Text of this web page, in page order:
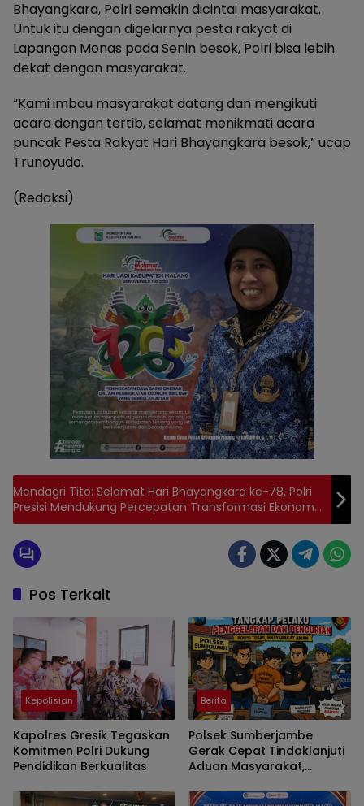
Bhayangkara, Polri semakin dicintai masyarakat.
Untuk itu dengan digelarnya pesta rakyat di
Lapangan Monas pada Senin besok, Polri bisa lebih
dekat dengan masyarakat.
“Kami imbau masyarakat datang dan mengikuti
acara dengan tertib, selamat menikmati acara
puncak Pesta Rakyat Hari Bhayangkara besok,” ucap
Trunoyudo.
(Redaksi)
Mendagri Tito: Selamat Hari Bhayangkara ke-78, Polri
Presisi Mendukung Percepatan Transformasi Ekonomi
Menuju Indonesia Emas
Pos Terkait
Kepolisian
Kapolres Gresik Tegaskan
Komitmen Polri Dukung
Pendidikan Berkualitas
Berita
Polsek Sumberjambe
Gerak Cepat Tindaklanjuti
Aduan Masyarakat,
Dipastikan Sesuai Prosedur